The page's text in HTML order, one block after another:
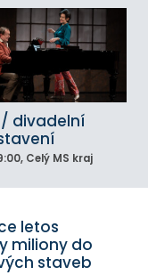
divadelní
, Celý MS kraj
letos
miliony do
staveb